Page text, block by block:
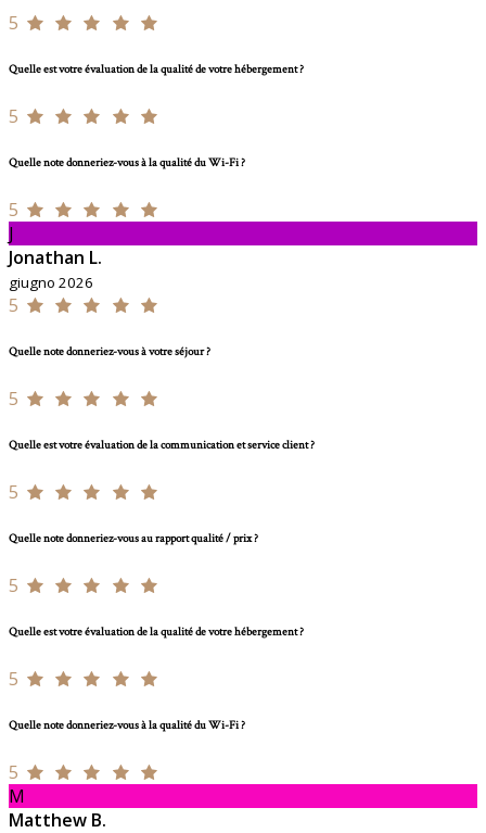
5
Quelle est votre évaluation de la qualité de votre hébergement ?
5
Quelle note donneriez-vous à la qualité du Wi-Fi ?
5
J
Jonathan L.
giugno 2026
5
Quelle note donneriez-vous à votre séjour ?
5
Quelle est votre évaluation de la communication et service client ?
5
Quelle note donneriez-vous au rapport qualité / prix ?
5
Quelle est votre évaluation de la qualité de votre hébergement ?
5
Quelle note donneriez-vous à la qualité du Wi-Fi ?
5
M
Matthew B.